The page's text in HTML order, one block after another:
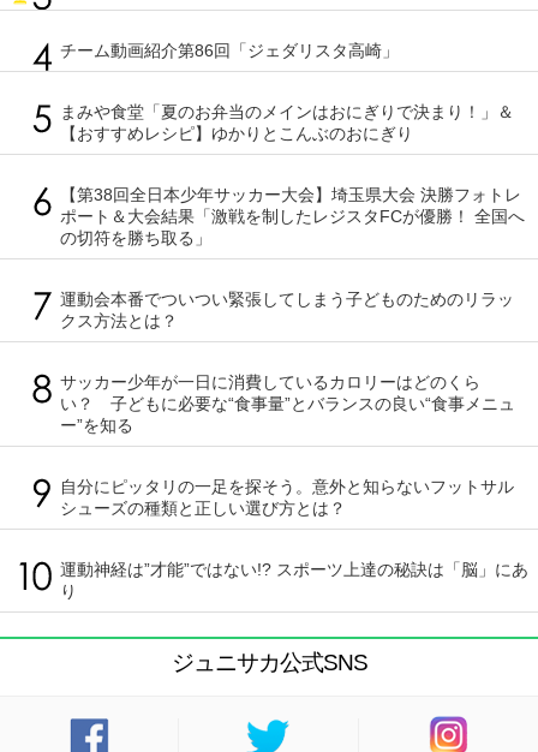
チーム動画紹介第86回「ジェダリスタ高崎」
まみや食堂「夏のお弁当のメインはおにぎりで決まり！」＆
【おすすめレシピ】ゆかりとこんぶのおにぎり
【第38回全日本少年サッカー大会】埼玉県大会 決勝フォトレ
ポート＆大会結果「激戦を制したレジスタFCが優勝！ 全国へ
の切符を勝ち取る」
運動会本番でついつい緊張してしまう子どものためのリラッ
クス方法とは？
サッカー少年が一日に消費しているカロリーはどのくら
い？ 子どもに必要な“食事量”とバランスの良い“食事メニュ
ー”を知る
自分にピッタリの一足を探そう。意外と知らないフットサル
シューズの種類と正しい選び方とは？
運動神経は”才能”ではない!? スポーツ上達の秘訣は「脳」にあ
り
ジュニサカ公式SNS